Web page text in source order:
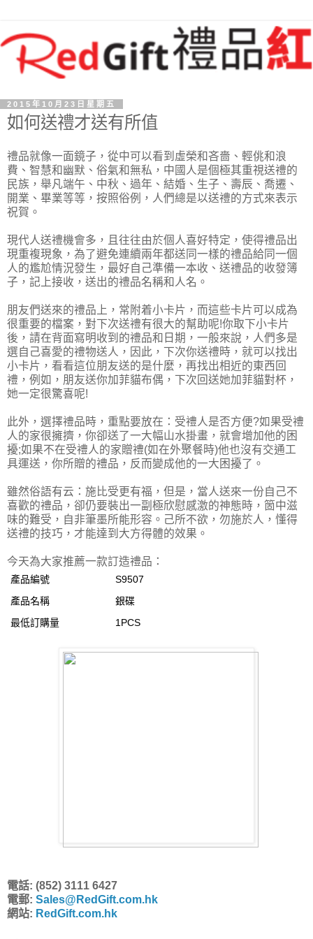
2015年10月23日星期五
如何送禮才送有所值
禮品就像一面鏡子，從中可以看到虛榮和吝嗇、輕佻和浪
費、智慧和幽默、俗氣和無私，中國人是個極其重視送禮的
民族，舉凡端午、中秋、過年、結婚、生子、壽辰、喬遷、
開業、畢業等等，按照俗例，人們總是以送禮的方式來表示
祝賀。
現代人送禮機會多，且往往由於個人喜好特定，使得禮品出
現重複現象，為了避免連續兩年都送同一樣的禮品給同一個
人的尷尬情況發生，最好自己準備一本收、送禮品的收發簿
子，記上接收，送出的禮品名稱和人名。
朋友們送來的禮品上，常附着小卡片，而這些卡片可以成為
很重要的檔案，對下次送禮有很大的幫助呢!你取下小卡片
後，請在背面寫明收到的禮品和日期，一般來說，人們多是
選自己喜愛的禮物送人，因此，下次你送禮時，就可以找出
小卡片，看看這位朋友送的是什麼，再找出相近的東西回
禮，例如，朋友送你加菲貓布偶，下次回送她加菲貓對杯，
她一定很驚喜呢!
此外，選擇禮品時，重點要放在：受禮人是否方便?如果受禮
人的家很擁擠，你卻送了一大幅山水掛畫，就會增加他的困
擾;如果不在受禮人的家贈禮(如在外聚餐時)他也沒有交通工
具運送，你所贈的禮品，反而變成他的一大困擾了。
雖然俗語有云：施比受更有福，但是，當人送來一份自己不
喜歡的禮品，卻仍要裝出一副極欣慰感激的神態時，箇中滋
味的難受，自非筆墨所能形容。己所不欲，勿施於人，懂得
送禮的技巧，才能達到大方得體的效果。
今天為大家推薦一款訂造禮品：
產品編號
S9507
產品名稱
銀碟
最低訂購量
1PCS
電話: (852) 3111 6427
電郵: Sales@RedGift.com.hk
網站: RedGift.com.hk